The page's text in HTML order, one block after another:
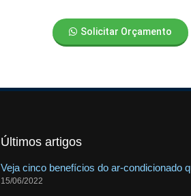
Solicitar Orçamento
Últimos artigos
Veja cinco benefícios do ar-condicionado
15/06/2022